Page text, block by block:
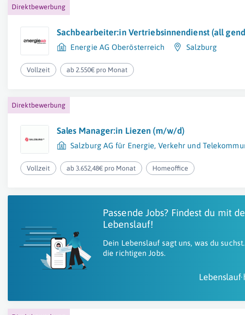
Direktbewerbung
Sachbearbeiter:in Vertriebsinnendienst (all
Energie AG Oberösterreich Salzburg
Vollzeit ab 2.550€ pro Monat
Direktbewerbung
Sales Manager:in Liezen (m/w/d)
Salzburg AG für Energie, Verkehr und
Vollzeit ab 3.652,48€ pro Monat Homeoffice
Passende Jobs? Findest du mit
Lebenslauf!
Dein Lebenslauf sagt uns, was du
die richtigen Jobs.
Lebenslauf